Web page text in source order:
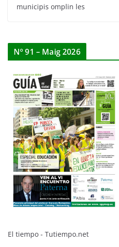
municipis omplin les
Nº 91 – Maig 2026
El tiempo - Tutiempo.net